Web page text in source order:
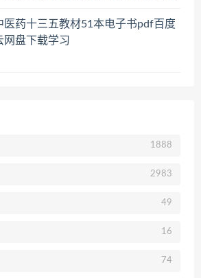
医药十三五教材51本电子书pdf百度
网盘下载学习
1888
2983
49
16
74